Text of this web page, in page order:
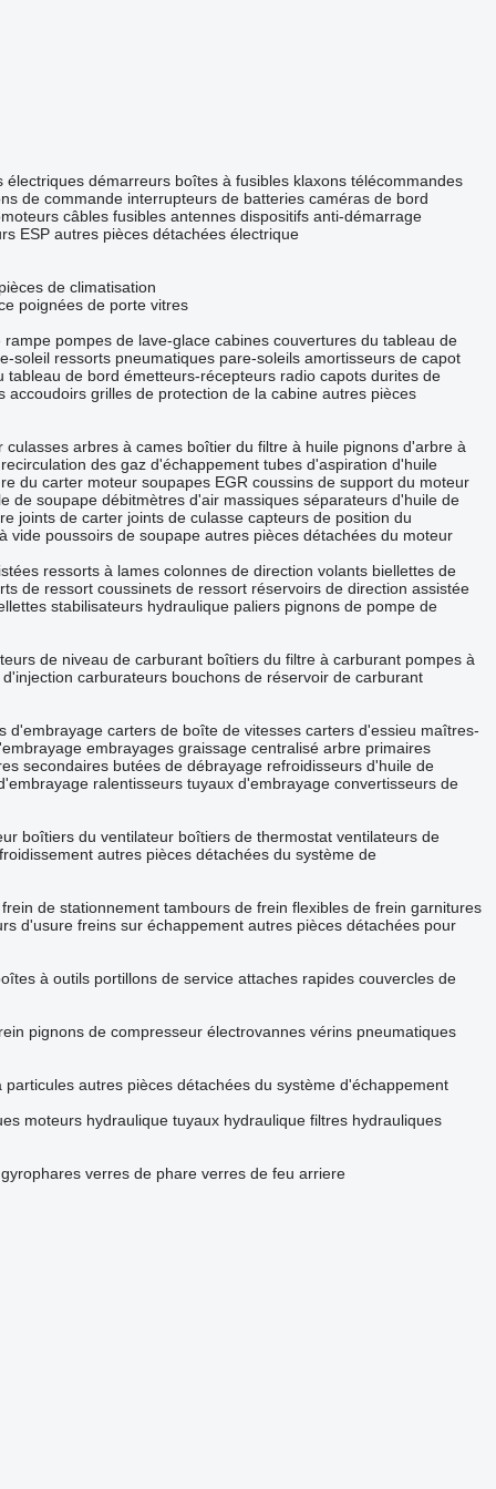
électriques démarreurs boîtes à fusibles klaxons télécommandes
de commande interrupteurs de batteries caméras de bord
câbles fusibles antennes dispositifs anti-démarrage
ESP autres pièces détachées électrique
de climatisation
poignées de porte vitres
rampe pompes de lave-glace cabines couvertures du tableau de
soleil ressorts pneumatiques pare-soleils amortisseurs de capot
tableau de bord émetteurs-récepteurs radio capots durites de
accoudoirs grilles de protection de la cabine autres pièces
culasses arbres à cames boîtier du filtre à huile pignons d'arbre à
recirculation des gaz d'échappement tubes d'aspiration d'huile
du carter moteur soupapes EGR coussins de support du moteur
de soupape débitmètres d'air massiques séparateurs d'huile de
joints de carter joints de culasse capteurs de position du
vide poussoirs de soupape autres pièces détachées du moteur
ressorts à lames colonnes de direction volants biellettes de
de ressort coussinets de ressort réservoirs de direction assistée
stabilisateurs hydraulique paliers pignons de pompe de
de niveau de carburant boîtiers du filtre à carburant pompes à
carburateurs bouchons de réservoir de carburant
d'embrayage carters de boîte de vitesses carters d'essieu maîtres-
embrayages graissage centralisé arbre primaires
secondaires butées de débrayage refroidisseurs d'huile de
ralentisseurs tuyaux d'embrayage convertisseurs de
boîtiers du ventilateur boîtiers de thermostat ventilateurs de
autres pièces détachées du système de
de stationnement tambours de frein flexibles de frein garnitures
d'usure freins sur échappement autres pièces détachées pour
à outils portillons de service attaches rapides couvercles de
pignons de compresseur électrovannes vérins pneumatiques
particules autres pièces détachées du système d'échappement
moteurs hydraulique tuyaux hydraulique filtres hydrauliques
gyrophares verres de phare verres de feu arriere